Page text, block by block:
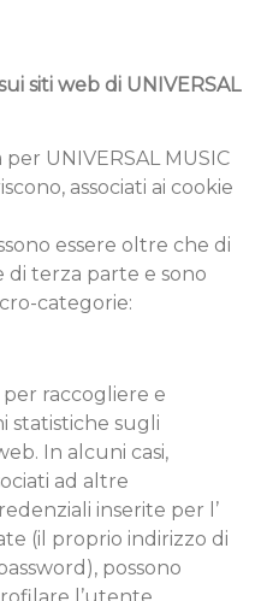
siti web di UNIVERSAL
UNIVERSAL MUSIC
associati ai cookie
essere oltre che di
di terza parte e sono
categorie:
raccogliere e
statistiche sugli
In alcuni casi,
ad altre
inserite per l’
(il proprio indirizzo di
possono
l’utente